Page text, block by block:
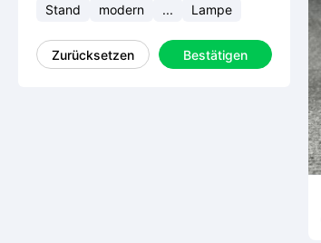
Stand
modern ... Lampe
Zurücksetzen Bestätigen